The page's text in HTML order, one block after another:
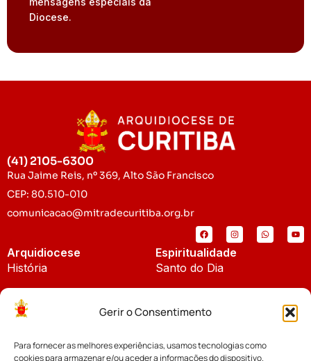
Gerir o Consentimento
Para fornecer as melhores experiências, usamos tecnologias como
cookies para armazenar e/ou aceder a informações do dispositivo.
Diocese.
(41) 2105-6300
Rua Jaime Reis, nº 369, Alto São Francisco
CEP: 80.510-010
comunicacao@mitradecuritiba.org.br
Arquidiocese
História
Padroeira
Espiritualidade
Santo do Dia
Notícias
Cúria Diocesana